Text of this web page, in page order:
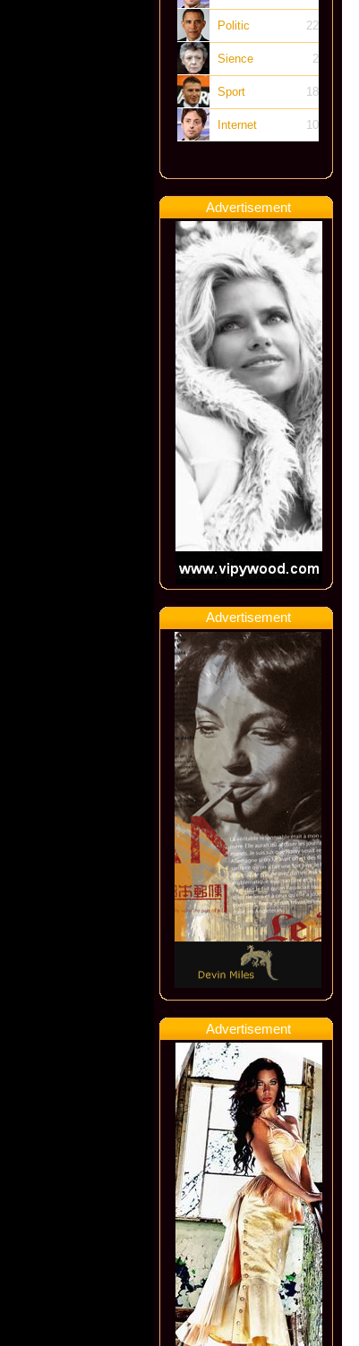
Politic 22
Sience 2
Sport 18
Internet 10
Advertisement
Advertisement
Advertisement